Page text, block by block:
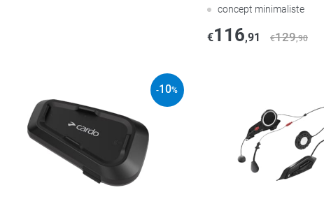
concept minimaliste
€116,91 €129,90
-10%